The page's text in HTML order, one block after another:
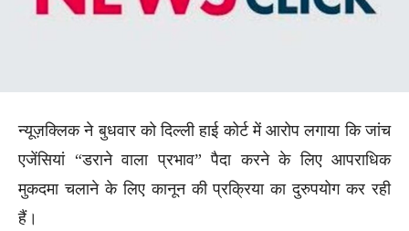
न्यूज़क्लिक ने बुधवार को दिल्ली हाई कोर्ट में आरोप लगाया कि जांच
एजेंसियां “डराने वाला प्रभाव” पैदा करने के लिए आपराधिक
मुकदमा चलाने के लिए कानून की प्रक्रिया का दुरुपयोग कर रही
हैं।